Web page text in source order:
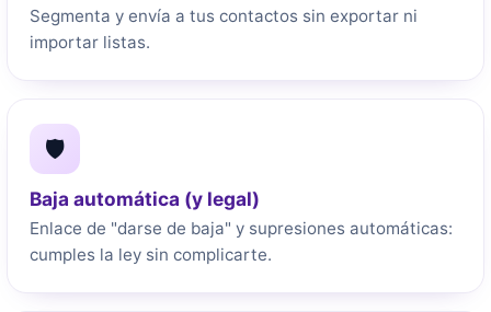
Segmenta y envía a tus contactos sin exportar ni
importar listas.
🛡️
Baja automática (y legal)
Enlace de "darse de baja" y supresiones automáticas:
cumples la ley sin complicarte.